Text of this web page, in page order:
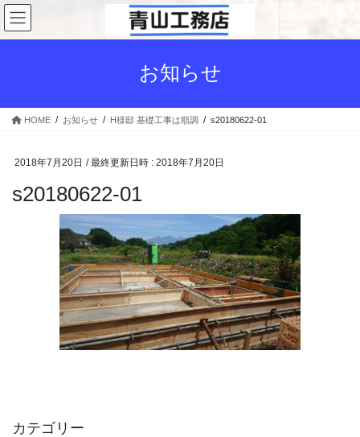
コ
ン
テ
ス
ナ
ビ
ゲ
ン
お知らせ
HOME お知らせ H様邸 基礎工事は順調 s20180622-01
2018年7月20日 / 最終更新日時 : 2018年7月20日
s20180622-01
カテゴリー